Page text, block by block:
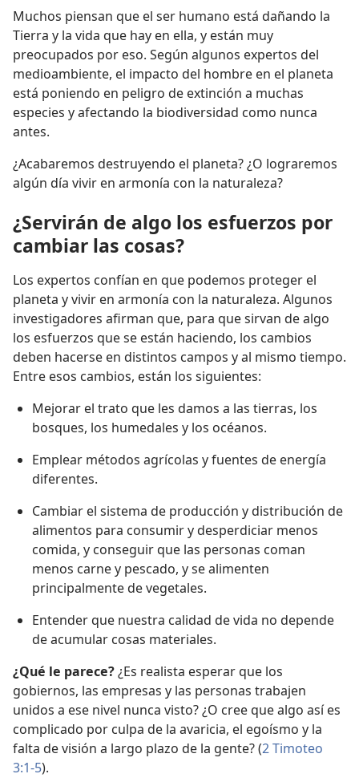
Muchos piensan que el ser humano está dañando la
Tierra y la vida que hay en ella, y están muy
preocupados por eso. Según algunos expertos del
medioambiente, el impacto del hombre en el planeta
está poniendo en peligro de extinción a muchas
especies y afectando la biodiversidad como nunca
antes.
¿Acabaremos destruyendo el planeta? ¿O lograremos
algún día vivir en armonía con la naturaleza?
¿Servirán de algo los esfuerzos por
cambiar las cosas?
Los expertos confían en que podemos proteger el
planeta y vivir en armonía con la naturaleza. Algunos
investigadores afirman que, para que sirvan de algo
los esfuerzos que se están haciendo, los cambios
deben hacerse en distintos campos y al mismo tiempo.
Entre esos cambios, están los siguientes:
Mejorar el trato que les damos a las tierras, los
bosques, los humedales y los océanos.
Emplear métodos agrícolas y fuentes de energía
diferentes.
Cambiar el sistema de producción y distribución de
alimentos para consumir y desperdiciar menos
comida, y conseguir que las personas coman
menos carne y pescado, y se alimenten
principalmente de vegetales.
Entender que nuestra calidad de vida no depende
de acumular cosas materiales.
¿Qué le parece?¿Es realista esperar que los
gobiernos, las empresas y las personas trabajen
unidos a ese nivel nunca visto? ¿O cree que algo así es
complicado por culpa de la avaricia, el egoísmo y la
falta de visión a largo plazo de la gente? (2 Timoteo
3:1-5).